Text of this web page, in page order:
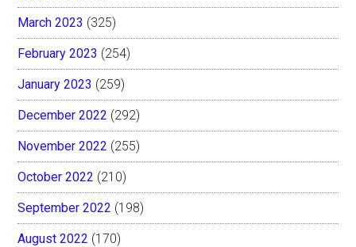
March 2023 (325)
February 2023 (254)
January 2023 (259)
December 2022 (292)
November 2022 (255)
October 2022 (210)
September 2022 (198)
August 2022 (170)